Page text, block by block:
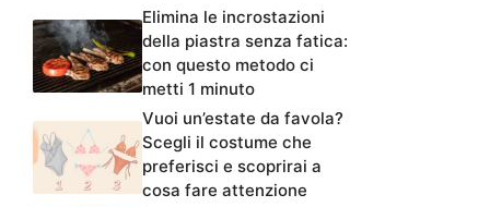
Elimina le incrostazioni
della piastra senza fatica:
con questo metodo ci
metti 1 minuto
Vuoi un’estate da favola?
Scegli il costume che
preferisci e scoprirai a
cosa fare attenzione